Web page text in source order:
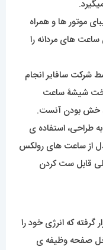
موتور ها و همراه
های مردانه را
سافایر انجام
شیشۀ ساعت
خش بودن آنست.
طراحی، استفاده ی
از ساعت های رولکس
قابل ست کردن
گرفته که انرژی خود را
صفحه وظیفه ی